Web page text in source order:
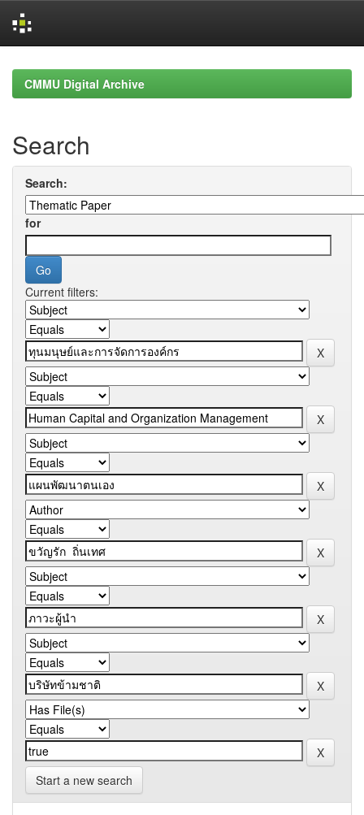
navigationCMMU Digital Archive
Search
Search:
for
Current filters:
Start a new search